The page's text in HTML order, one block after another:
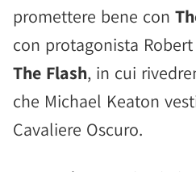
promettere bene con
con protagonista
The Flash, in cui
che Michael Keaton
Cavaliere Oscuro.